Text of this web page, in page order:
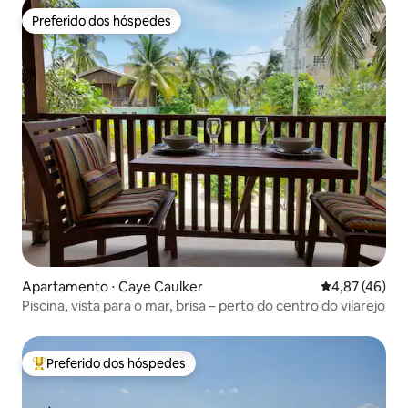
Preferido dos hóspedes
Preferido dos hóspedes
Apartamento ⋅ Caye Caulker 4,87 de uma
4,87 (46)
Piscina, vista para o mar, brisa – perto do centro do vilarejo
Entre os melhores preferidos dos hóspedes
Preferido dos hóspedes